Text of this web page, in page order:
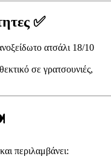
✅
ατσάλι 18/10
σε γρατσουνιές,
περιλαμβάνει: